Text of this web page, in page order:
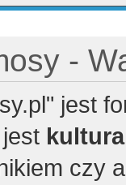
-
jest
czy